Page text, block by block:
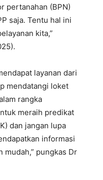
pertanahan (BPN)
saja. Tentu hal ini
kita,”
layanan dari
mendatangi loket
rangka
meraih predikat
dan jangan lupa
informasi
mudah,” pungkas Dr